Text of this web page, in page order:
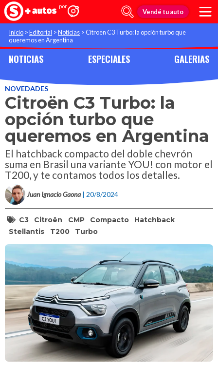
Vendé tu auto
Inicio >Editorial >Noticias >Citroën C3 Turbo: la opción turbo que
queremos en Argentina
NOTICIAS ESPECIALES GALERIAS
NOVEDADES
Citroën C3 Turbo: la
opción turbo que
queremos en Argentina
El hatchback compacto del doble chevrón
suma en Brasil una variante YOU! con motor el
T200, y te contamos todos los detalles.
Juan Ignacio Gaona | 20/8/2024
C3 Citroën CMP Compacto
Hatchback
Stellantis
T200 Turbo